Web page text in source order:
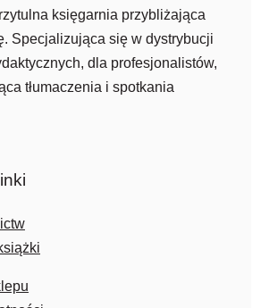
księgarnia przybliżająca
Specjalizująca się w dystrybucji
dla profesjonalistów,
tłumaczenia i spotkania